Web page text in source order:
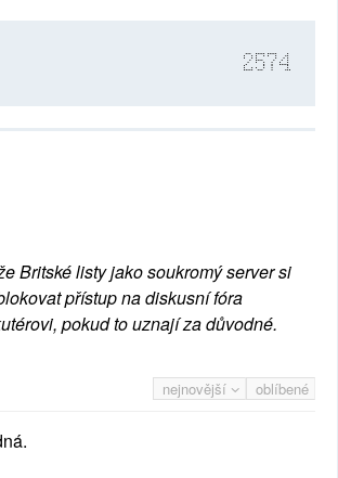
2574
Britské listy jako soukromý server si
přístup na diskusní fóra
pokud to uznají za důvodné.
nejnovější oblíbené